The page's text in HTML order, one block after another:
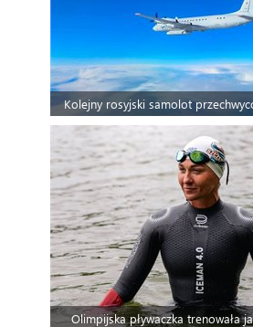
Kolejny rosyjski samolot
Olimpijska pływaczka trenowała